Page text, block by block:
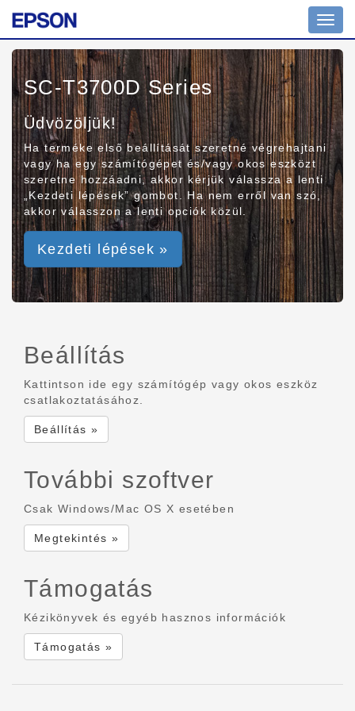
SC-T3700D Series
Üdvözöljük!
Ha terméke első beállítását szeretné végrehajtani
vagy ha egy számítógépet és/vagy okos eszközt
szeretne hozzáadni, akkor kérjük válassza a lenti
„Kezdeti lépések” gombot. Ha nem erről van szó,
akkor válasszon a lenti opciók közül.
Kezdeti lépések »
Beállítás
Kattintson ide egy számítógép vagy okos eszköz
csatlakoztatásához.
Beállítás »
További szoftver
Csak Windows/Mac OS X esetében
Megtekintés »
Támogatás
Kézikönyvek és egyéb hasznos információk
Támogatás »